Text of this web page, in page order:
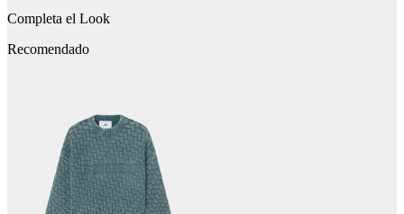
Completa el Look
Recomendado